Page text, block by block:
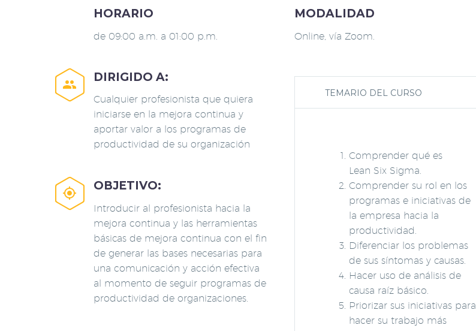
HORARIO
de 09:00 a.m. a 01:00 p.m.


DIRIGIDO A:
Cualquier profesionista que quiera
iniciarse en la mejora continua y
aportar valor a los programas de
productividad de su organización


OBJETIVO:
Introducir al profesionista hacia la
mejora continua y las herramientas
básicas de mejora continua con el fin
de generar las bases necesarias para
una comunicación y acción efectiva
al momento de seguir programas de
productividad de organizaciones.
MODALIDAD
Online, vía Zoom.
TEMARIO DEL CURSO
Comprender qué es
Lean Six Sigma.
Comprender su rol en los
programas e iniciativas de
la empresa hacia la
productividad.
Diferenciar los problemas
de sus síntomas y causas.
Hacer uso de análisis de
causa raíz básico.
Priorizar sus iniciativas para
hacer su trabajo más